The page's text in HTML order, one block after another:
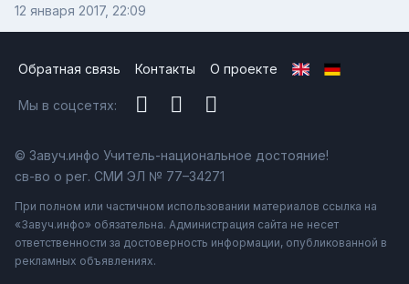
12 января 2017, 22:09
Обратная связь Контакты О проекте
Мы в соцсетях:
© Завуч.инфо Учитель-национальное достояние!
св-во о рег. СМИ ЭЛ № 77–34271
При полном или частичном использовании материалов ссылка на
«Завуч.инфо» обязательна. Администрация сайта не несет
ответственности за достоверность информации, опубликованной в
рекламных объявлениях.